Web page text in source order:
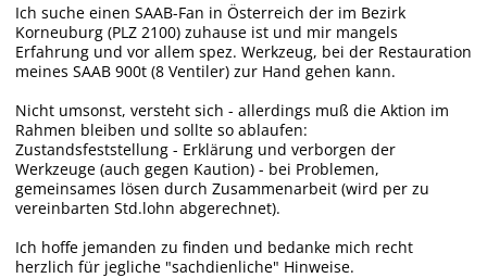
Ich suche einen SAAB-Fan in Österreich der im Bezirk
Korneuburg (PLZ 2100) zuhause ist und mir mangels
Erfahrung und vor allem spez. Werkzeug, bei der Restauration
meines SAAB 900t (8 Ventiler) zur Hand gehen kann.
Nicht umsonst, versteht sich - allerdings muß die Aktion im
Rahmen bleiben und sollte so ablaufen:
Zustandsfeststellung - Erklärung und verborgen der
Werkzeuge (auch gegen Kaution) - bei Problemen,
gemeinsames lösen durch Zusammenarbeit (wird per zu
vereinbarten Std.lohn abgerechnet).
Ich hoffe jemanden zu finden und bedanke mich recht
herzlich für jegliche "sachdienliche" Hinweise.